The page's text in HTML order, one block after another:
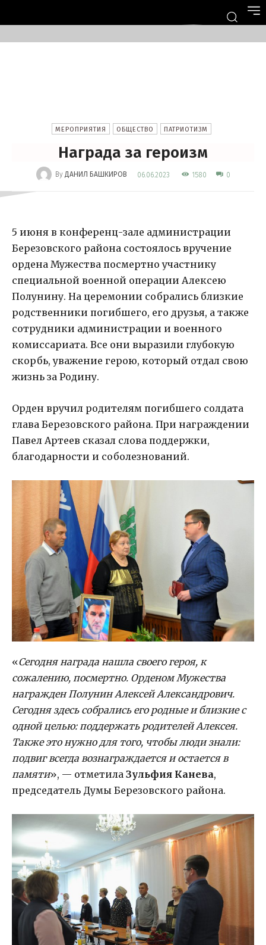
МЕРОПРИЯТИЯ ОБЩЕСТВО ПАТРИОТИЗМ
Награда за героизм
By ДАНИЛ БАШКИРОВ 06.06.2023 1580 0
5 июня в конференц-зале администрации
Березовского района состоялось вручение
ордена Мужества посмертно участнику
специальной военной операции Алексею
Полунину. На церемонии собрались близкие
родственники погибшего, его друзья, а также
сотрудники администрации и военного
комиссариата. Все они выразили глубокую
скорбь, уважение герою, который отдал свою
жизнь за Родину.
Орден вручил родителям погибшего солдата
глава Березовского района. При награждении
Павел Артеев сказал слова поддержки,
благодарности и соболезнований.
«Сегодня награда нашла своего героя, к
сожалению, посмертно. Орденом Мужества
награжден Полунин Алексей Александрович.
Сегодня здесь собрались его родные и близкиес
одной целью: поддержать родителей Алексея.
Также это нужно для того, чтобы люди знали:
подвиг всегда вознаграждается и остается в
памяти», — отметила Зульфия Канева,
председатель Думы Березовского района.